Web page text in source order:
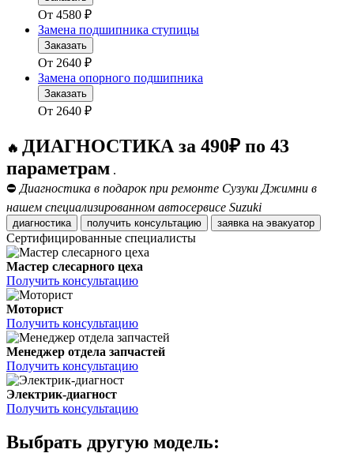
От 4580 ₽
Замена подшипника ступицы
Заказать
От 2640 ₽
Замена опорного подшипника
Заказать
От 2640 ₽
🔥 ДИАГНОСТИКА за 490₽ по 43
параметрам .
⛔ Диагностика в подарок при ремонте Сузуки Джимни в
нашем специализированном автосервисе Suzuki
диагностика получить консультацию заявка на эвакуатор
Сертифицированные специалисты
Мастер слесарного цеха
Получить консультацию
Моторист
Получить консультацию
Менеджер отдела запчастей
Получить консультацию
Электрик-диагност
Получить консультацию
Выбрать другую модель: